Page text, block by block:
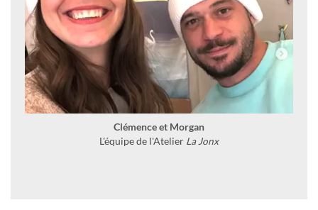
Clémence et Morgan
L'équipe de l'Atelier La Jonx